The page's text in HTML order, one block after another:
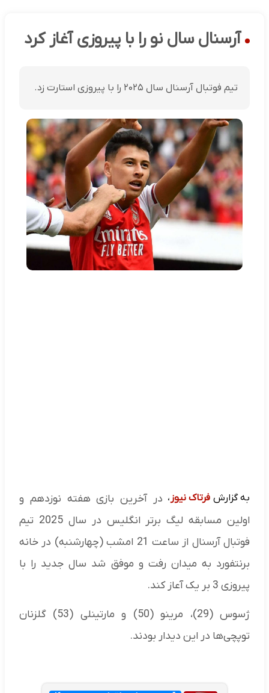
آرسنال سال نو را با پیروزی آغاز کرد
تیم فوتبال آرسنال سال ۲۰۲۵ را با پیروزی استارت زد.
به گزارش فرتاک نیوز ، در آخرین بازی هفته نوزدهم و
اولین مسابقه لیگ برتر انگلیس در سال 2025 تیم
فوتبال آرسنال از ساعت 21 امشب (چهارشنبه) در خانه
برنتفورد به میدان رفت و موفق شد سال جدید را با
پیروزی 3 بر یک آعاز کند.
ژسوس (29)، مرینو (50) و مارتینلی (53) گلزنان
توپچی‌ها در این دیدار بودند.